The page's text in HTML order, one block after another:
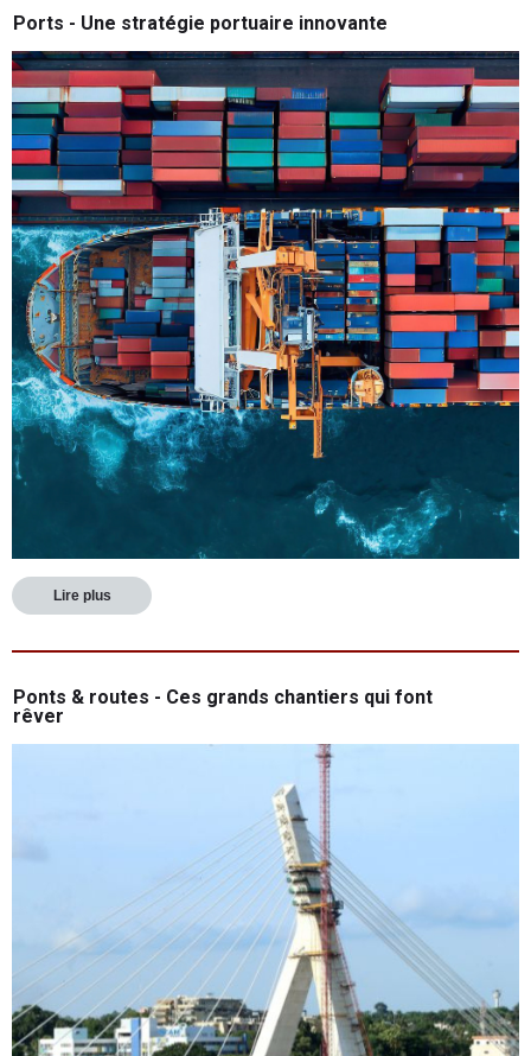
Ports - Une stratégie portuaire innovante
Lire plus
Ponts & routes - Ces grands chantiers qui font
rêver